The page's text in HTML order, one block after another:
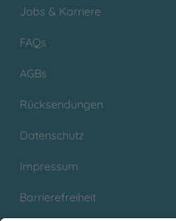
Jobs & Karriere
FAQs
AGBs
Rücksendungen
Datenschutz
Impressum
Barrierefreiheit